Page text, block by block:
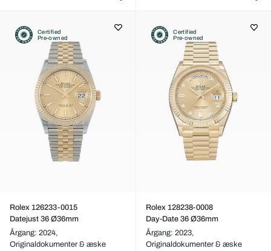
Certified
Pre-owned
Rolex 126233-0015
Datejust 36 Ø36mm
Årgang: 2024,
Originaldokumenter & æske
Certified
Pre-owned
Rolex 128238-0008
Day-Date 36 Ø36mm
Årgang: 2023,
Originaldokumenter & æske